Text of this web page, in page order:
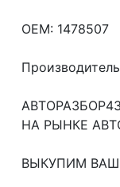
OEM: 1478507
НА РЫНКЕ
ВЫКУПИМ